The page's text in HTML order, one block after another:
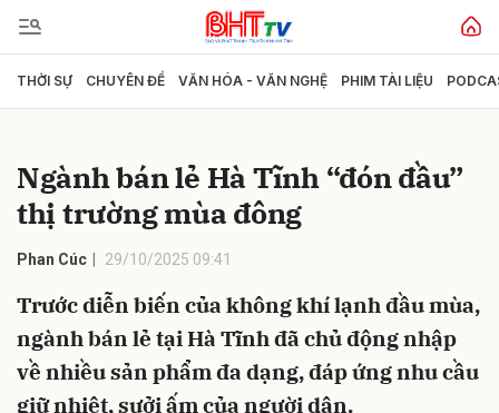
THỜI SỰ CHUYÊN ĐỀ VĂN HÓA - VĂN NGHỆ PHIM TÀI LIỆU
Ngành bán lẻ Hà Tĩnh “đón đầu”
thị trường mùa đông
Phan Cúc 29/10/2025 09:41
Trước diễn biến của không khí lạnh đầu mùa,
ngành bán lẻ tại Hà Tĩnh đã chủ động nhập
về nhiều sản phẩm đa dạng, đáp ứng nhu cầu
giữ nhiệt, sưởi ấm của người dân.
Gửi bình luận
Hủy Gửi